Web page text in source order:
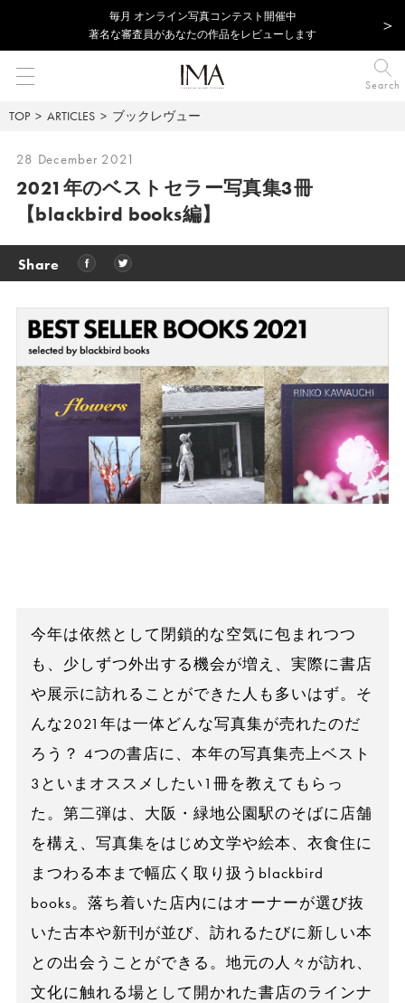
毎⽉ オンライン写真コンテスト開催中
著名な審査員があなたの作品をレビューします
Search
TOP ARTICLES ブックレヴュー
28 December 2021
2021年のベストセラー写真集3冊
【blackbird books編】
Share
今年は依然として閉鎖的な空気に包まれつつ
も、少しずつ外出する機会が増え、実際に書店
や展示に訪れることができた人も多いはず。そ
んな2021年は一体どんな写真集が売れたのだ
ろう？ 4つの書店に、本年の写真集売上ベスト
3といまオススメしたい1冊を教えてもらっ
た。第二弾は、大阪・緑地公園駅のそばに店舗
を構え、写真集をはじめ文学や絵本、衣食住に
まつわる本まで幅広く取り扱うblackbird
books。落ち着いた店内にはオーナーが選び抜
いた古本や新刊が並び、訪れるたびに新しい本
との出会うことができる。地元の人々が訪れ、
文化に触れる場として開かれた書店のラインナ